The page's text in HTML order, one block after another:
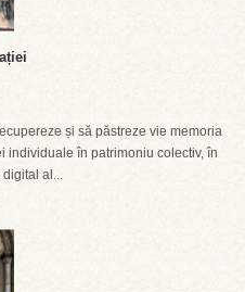
și să păstreze vie memoria
individuale în patrimoniu colectiv, în
al...